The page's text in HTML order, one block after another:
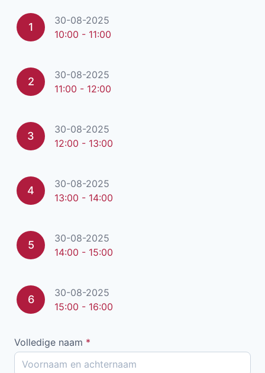
1
30-08-2025
10:00 - 11:00
2
30-08-2025
11:00 - 12:00
3
30-08-2025
12:00 - 13:00
4
30-08-2025
13:00 - 14:00
5
30-08-2025
14:00 - 15:00
6
30-08-2025
15:00 - 16:00
Volledige naam *